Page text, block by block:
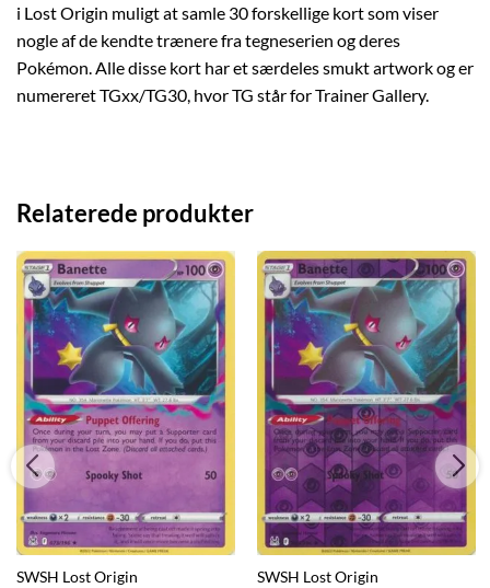
i Lost Origin muligt at samle 30 forskellige kort som viser
nogle af de kendte trænere fra tegneserien og deres
Pokémon. Alle disse kort har et særdeles smukt artwork og er
numereret TGxx/TG30, hvor TG står for Trainer Gallery.
Relaterede produkter
SWSH Lost Origin
SWSH Lost Origin